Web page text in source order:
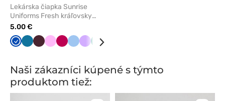
Lekárska čiapka Sunrise
Uniforms Fresh kráľovsky
modrá
5.00 €
Královska
KaribskáBurgundová
RužováSlivkováModráLevandulová
Zelená
Naši zákazníci kúpené s týmto
produktom tiež: